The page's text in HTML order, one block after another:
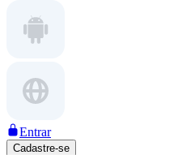
Entrar
Cadastre-se